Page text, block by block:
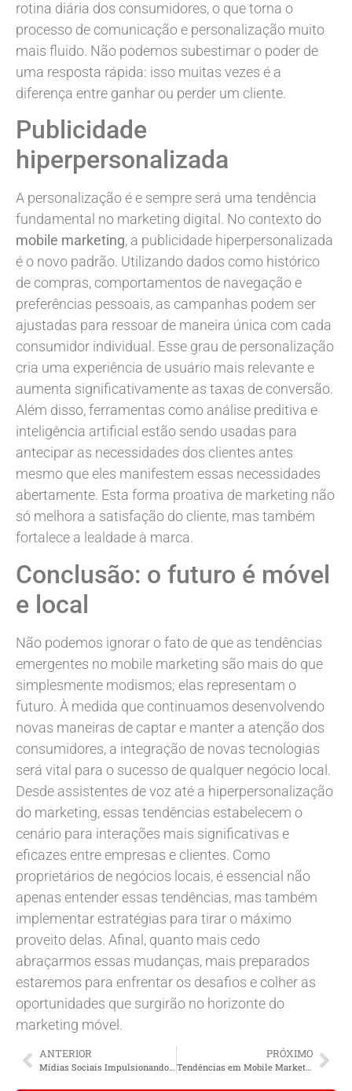
rotina diária dos consumidores, o que torna o
processo de comunicação e personalização muito
mais fluido. Não podemos subestimar o poder de
uma resposta rápida: isso muitas vezes é a
diferença entre ganhar ou perder um cliente.
Publicidade
hiperpersonalizada
A personalização é e sempre será uma tendência
fundamental no marketing digital. No contexto do
mobile marketing, a publicidade hiperpersonalizada
é o novo padrão. Utilizando dados como histórico
de compras, comportamentos de navegação e
preferências pessoais, as campanhas podem ser
ajustadas para ressoar de maneira única com cada
consumidor individual. Esse grau de personalização
cria uma experiência de usuário mais relevante e
aumenta significativamente as taxas de conversão.
Além disso, ferramentas como análise preditiva e
inteligência artificial estão sendo usadas para
antecipar as necessidades dos clientes antes
mesmo que eles manifestem essas necessidades
abertamente. Esta forma proativa de marketing não
só melhora a satisfação do cliente, mas também
fortalece a lealdade à marca.
Conclusão: o futuro é móvel
e local
Não podemos ignorar o fato de que as tendências
emergentes no mobile marketing são mais do que
simplesmente modismos; elas representam o
futuro. À medida que continuamos desenvolvendo
novas maneiras de captar e manter a atenção dos
consumidores, a integração de novas tecnologias
será vital para o sucesso de qualquer negócio local.
Desde assistentes de voz até a hiperpersonalização
do marketing, essas tendências estabelecem o
cenário para interações mais significativas e
eficazes entre empresas e clientes. Como
proprietários de negócios locais, é essencial não
apenas entender essas tendências, mas também
implementar estratégias para tirar o máximo
proveito delas. Afinal, quanto mais cedo
abraçarmos essas mudanças, mais preparados
estaremos para enfrentar os desafios e colher as
oportunidades que surgirão no horizonte do
marketing móvel.
ANTERIOR
Mídias Sociais Impulsionando Vendas Locais
PRÓXIMO
Tendências em Mobile Marketing para Empresas Locais